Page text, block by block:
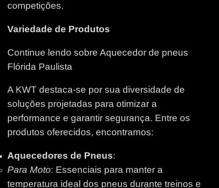
competições.
Variedade de Produtos
Continue lendo sobre Aquecedor de pneus
Flórida Paulista
A KWT destaca-se por sua diversidade de
soluções projetadas para otimizar a
performance e garantir segurança. Entre os
produtos oferecidos, encontramos:
Aquecedores de Pneus:
Para Moto: Essenciais para manter a
temperatura ideal dos pneus durante treinos e